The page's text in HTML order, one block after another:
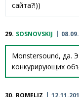
сайта?!))
29. SOSNOVSKIJ
Monstersound, да.
конкурирующих